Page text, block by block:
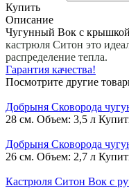
Купить
Описание
Чугунный Вок с
кастрюля Ситон это
распределение тепла.
Гарантия качества!
Посмотрите другие
Добрыня Сковорода
28 см. Объем: 3,5 л
Добрыня Сковорода
26 см. Объем: 2,7 л
Кастрюля Ситон Вок с